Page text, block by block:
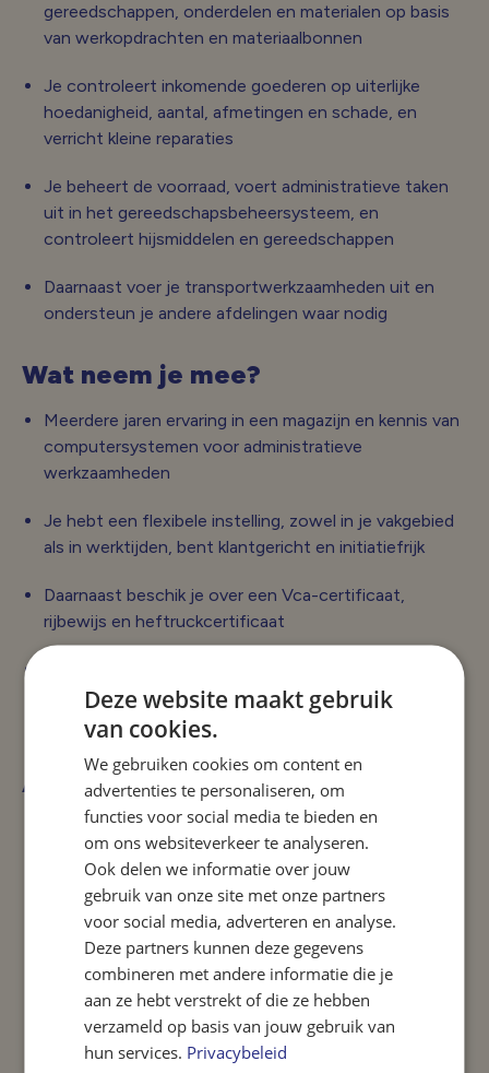
gereedschappen, onderdelen en materialen op basis
van werkopdrachten en materiaalbonnen
Je controleert inkomende goederen op uiterlijke
hoedanigheid, aantal, afmetingen en schade, en
verricht kleine reparaties
Je beheert de voorraad, voert administratieve taken
uit in het gereedschapsbeheersysteem, en
controleert hijsmiddelen en gereedschappen
Daarnaast voer je transportwerkzaamheden uit en
ondersteun je andere afdelingen waar nodig
Wat neem je mee?
Meerdere jaren ervaring in een magazijn en kennis van
computersystemen voor administratieve
werkzaamheden
Je hebt een flexibele instelling, zowel in je vakgebied
als in werktijden, bent klantgericht en initiatiefrijk
Daarnaast beschik je over een Vca-certificaat,
rijbewijs en heftruckcertificaat
en hebt een goede mondelinge beheersing van de
Nederlandse en Engelse taal
Aanbod
Wij bieden een aantrekkelijk salaris aan op basis van
jouw opleiding en werkervaring, evenals uitstekende
secundaire arbeidsvoorwaarden
Uitbetaling van overuren
Je komt terecht in een informele en prettige
werksfeer binnen een groeiend, internationaal bedrijf
25 vakantiedagen
Deze website maakt gebruik
van cookies.
We gebruiken cookies om content en
advertenties te personaliseren, om
functies voor social media te bieden en
om ons websiteverkeer te analyseren.
Ook delen we informatie over jouw
gebruik van onze site met onze partners
voor social media, adverteren en analyse.
Deze partners kunnen deze gegevens
combineren met andere informatie die je
aan ze hebt verstrekt of die ze hebben
verzameld op basis van jouw gebruik van
hun services. Privacybeleid